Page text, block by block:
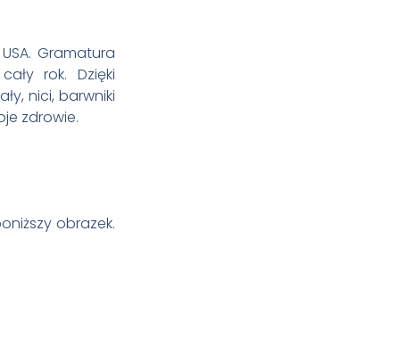
Gramatura
rok. Dzięki
nici, barwniki
zdrowie.
obrazek.